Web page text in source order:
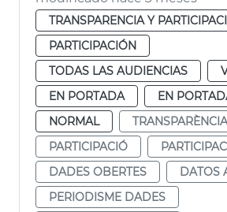
TRANSPARENCIA Y
PARTICIPACIÓN
TODAS LAS AUDIENCIAS
EN PORTADA
EN
NORMAL
TRANSPARÈNCIA
PARTICIPACIÓ
DADES OBERTES
DATOS
PERIODISME DADES